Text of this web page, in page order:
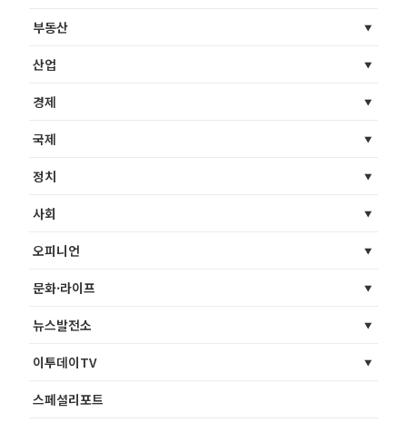
부동산
산업
경제
국제
정치
사회
오피니언
문화·라이프
뉴스발전소
이투데이TV
스페셜리포트